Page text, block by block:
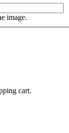
image.
cart.